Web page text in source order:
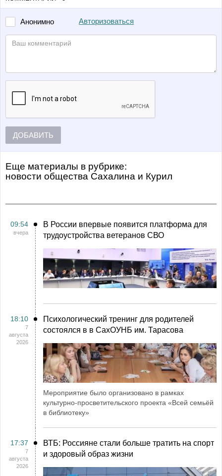
Анонимно Авторизоваться
ДОБАВИТЬ
Еще материалы в рубрике:
Новости общества Сахалина и Курил
09:54
вчера
В России впервые появится платформа для
трудоустройства ветеранов СВО
18:10
7
августа
2026
Психологический тренинг для родителей
состоялся в в СахОУНБ им. Тарасова
Мероприятие было организовано в рамках
культурно-просветительского проекта «Всей семьёй
в библиотеку»
17:37
7
августа
2026
ВТБ: Россияне стали больше тратить на спорт
и здоровый образ жизни